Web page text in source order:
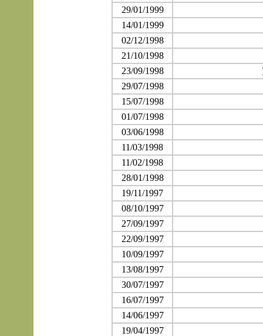
29/01/1999
14/01/1999
02/12/1998
21/10/1998
23/09/1998
29/07/1998
15/07/1998
01/07/1998
03/06/1998
11/03/1998
11/02/1998
28/01/1998
19/11/1997
08/10/1997
27/09/1997
22/09/1997
10/09/1997
13/08/1997
30/07/1997
16/07/1997
14/06/1997
19/04/1997